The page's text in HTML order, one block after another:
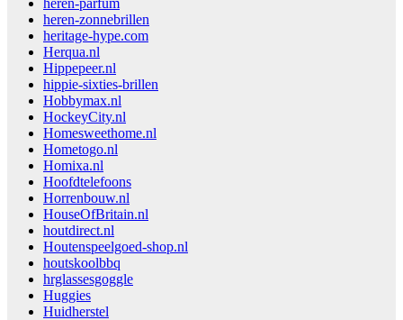
heren-parfum
heren-zonnebrillen
heritage-hype.com
Herqua.nl
Hippepeer.nl
hippie-sixties-brillen
Hobbymax.nl
HockeyCity.nl
Homesweethome.nl
Hometogo.nl
Homixa.nl
Hoofdtelefoons
Horrenbouw.nl
HouseOfBritain.nl
houtdirect.nl
Houtenspeelgoed-shop.nl
houtskoolbbq
hrglassesgoggle
Huggies
Huidherstel